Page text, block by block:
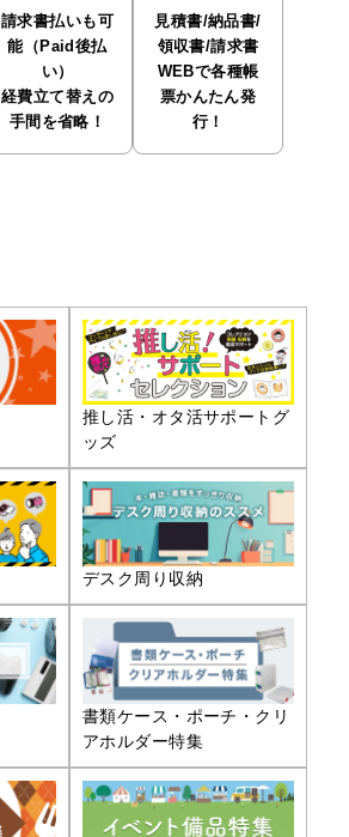
請求書払いも可
能（Paid後払
い）
経費立て替えの
手間を省略！
見積書/納品書/
領収書/請求書
WEBで各種帳
票かんたん発
行！
推し活・オタ活サポートグ
ッズ
デスク周り収納
書類ケース・ポーチ・クリ
アホルダー特集